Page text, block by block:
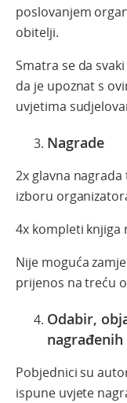
poslovanjem
obitelji.
Smatra se da
da je upoznat s
uvjetima
Nagrade
2x glavna
izboru
4x kompleti knjiga
Nije moguća
prijenos na treću
Odabir,
nagrađenih
Pobjednici su
ispune uvjete